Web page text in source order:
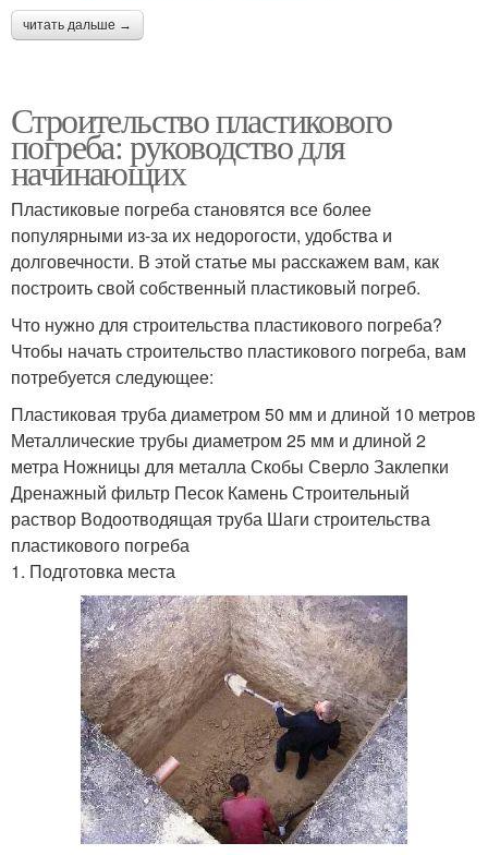
читать дальше →
Строительство пластикового
погреба: руководство для
начинающих
Пластиковые погреба становятся все более
популярными из-за их недорогости, удобства и
долговечности. В этой статье мы расскажем вам, как
построить свой собственный пластиковый погреб.
Что нужно для строительства пластикового погреба?
Чтобы начать строительство пластикового погреба, вам
потребуется следующее:
Пластиковая труба диаметром 50 мм и длиной 10 метров
Металлические трубы диаметром 25 мм и длиной 2
метра Ножницы для металла Скобы Сверло Заклепки
Дренажный фильтр Песок Камень Строительный
раствор Водоотводящая труба Шаги строительства
пластикового погреба
1. Подготовка места